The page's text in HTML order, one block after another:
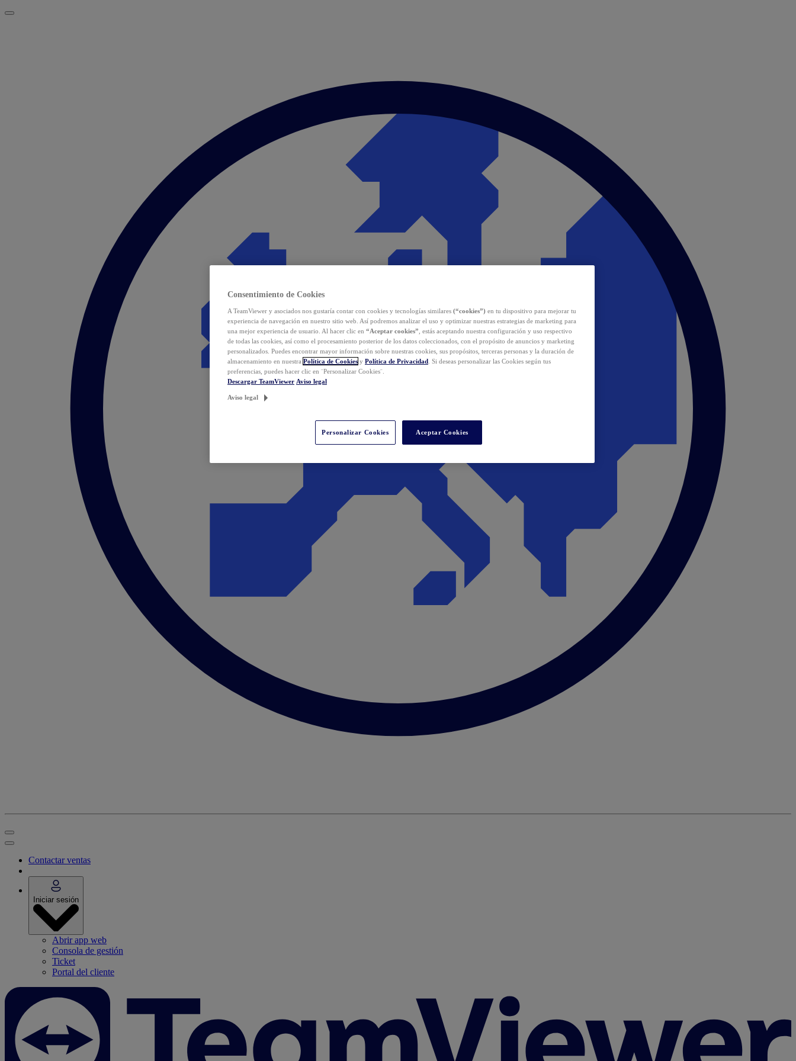
Contactar ventas
Iniciar sesión
Abrir app web
Consola de gestión
Ticket
Portal del cliente
Consentimiento de Cookies
A TeamViewer y asociados nos gustaría contar con cookies y tecnologías similares (“cookies”) en tu dispositivo para mejorar tu
experiencia de navegación en nuestro sitio web. Así podremos analizar el uso y optimizar nuestras estrategias de marketing para
una mejor experiencia de usuario. Al hacer clic en “Aceptar cookies” , estás aceptando nuestra configuración y uso respectivo
de todas las cookies, así como el procesamiento posterior de los datos coleccionados, con el propósito de anuncios y marketing
personalizados. Puedes encontrar mayor información sobre nuestras cookies, sus propósitos, terceras personas y la duración de
almacenamiento en nuestra Política de Cookies y Política de Privacidad . Si deseas personalizar las Cookies según tus
preferencias, puedes hacer clic en ¨Personalizar Cookies¨.
Descargar TeamViewer Aviso legal
Aviso legal
Personalizar Cookies Aceptar Cookies